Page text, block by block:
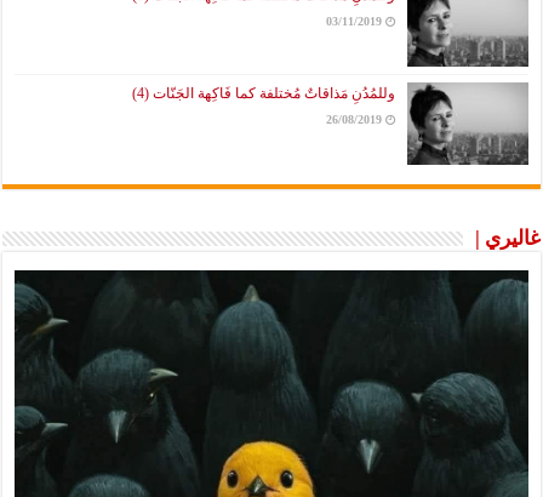
03/11/2019
وللمُدُنِ مَذاقاتٌ مُختلفة كما فَاكِهة الجَنّات (4)
26/08/2019
غاليري |